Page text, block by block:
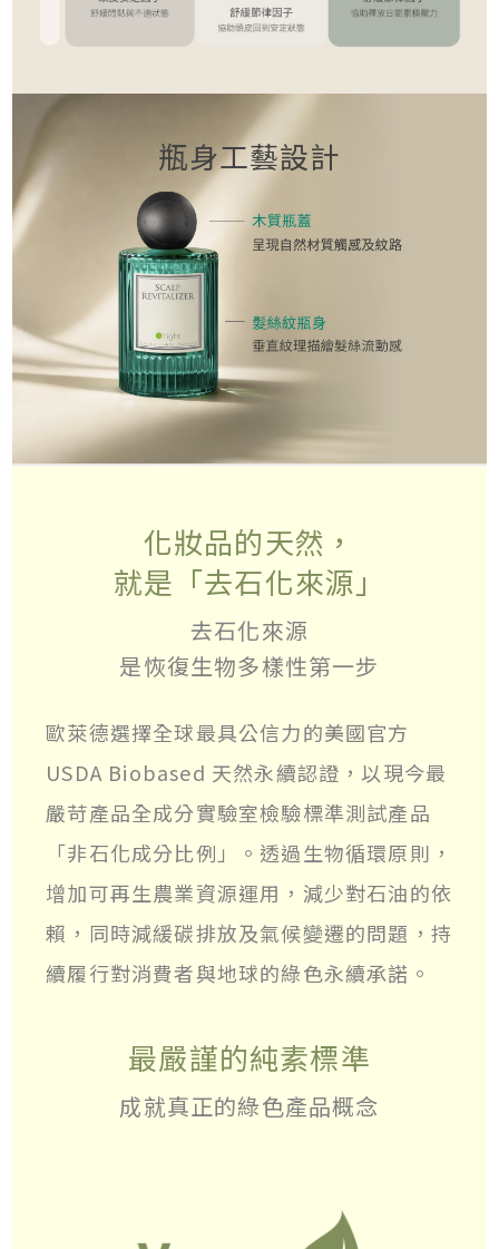
瓶身工藝設計
化妝品的天然，
就是「去石化來源」
去石化來源
是恢復生物多樣性第一步
歐萊德選擇全球最具公信力的美國官方
USDA Biobased 天然永續認證，以現今最
嚴苛產品全成分實驗室檢驗標準測試產品
「非石化成分比例」。透過生物循環原則，
增加可再生農業資源運用，減少對石油的依
賴，同時減緩碳排放及氣候變遷的問題，持
續履行對消費者與地球的綠色永續承諾。
最嚴謹的純素標準
成就真正的綠色產品概念